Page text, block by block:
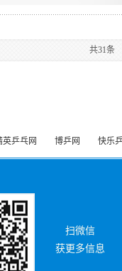
共31条
英乒乓网 博乒网 快乐
扫微信
获更多信息